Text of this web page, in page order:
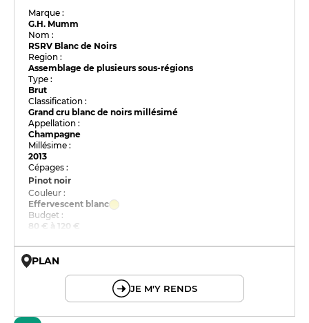
Marque :
G.H. Mumm
Nom :
RSRV Blanc de Noirs
Region :
Assemblage de plusieurs sous-régions
Type :
Brut
Classification :
Grand cru blanc de noirs millésimé
Appellation :
Champagne
Millésime :
2013
Cépages :
Pinot noir
Couleur :
Effervescent blanc
Budget :
80 € à 120 €
PLAN
JE M'Y RENDS